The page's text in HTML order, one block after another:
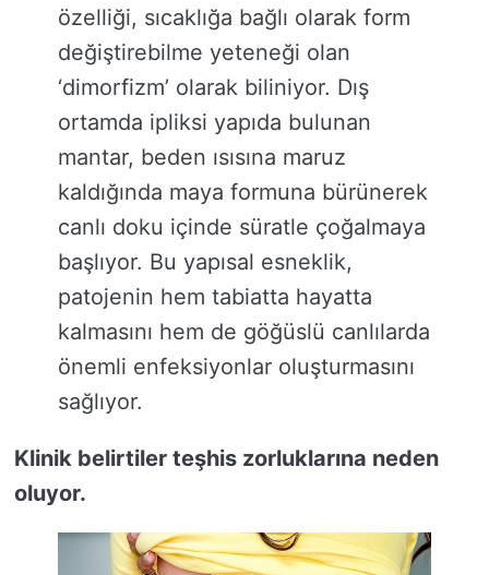
özelliği, sıcaklığa bağlı olarak form
değiştirebilme yeteneği olan
‘dimorfizm’ olarak biliniyor. Dış
ortamda ipliksi yapıda bulunan
mantar, beden ısısına maruz
kaldığında maya formuna bürünerek
canlı doku içinde süratle çoğalmaya
başlıyor. Bu yapısal esneklik,
patojenin hem tabiatta hayatta
kalmasını hem de göğüslü canlılarda
önemli enfeksiyonlar oluşturmasını
sağlıyor.
Klinik belirtiler teşhis zorluklarına neden
oluyor.